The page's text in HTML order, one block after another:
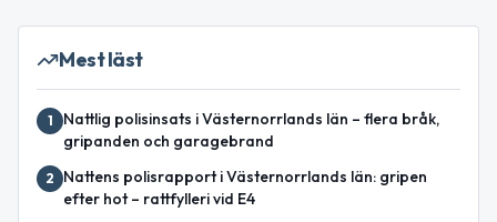
Mest läst
1
Nattlig polisinsats i Västernorrlands län – flera bråk,
gripanden och garagebrand
2
Nattens polisrapport i Västernorrlands län: gripen
efter hot – rattfylleri vid E4